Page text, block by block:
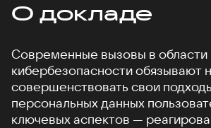
О докладе
Современные вызовы в области
кибербезопасности обязывают
совершенствовать свои
персональных данных
ключевых аспектов —